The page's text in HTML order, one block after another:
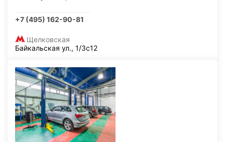
+7 (495) 162-90-81
Щелковская
Байкальская ул., 1/3с12